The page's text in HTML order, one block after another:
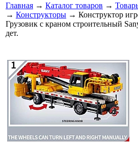
Главная → Каталог товаров →
→ Конструкторы → Конструктор
Грузовик с краном строительный
дет.